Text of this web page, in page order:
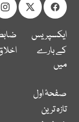
ایکسپریس
کے بارے
میں
صفحۂ اول
تازہ ترین